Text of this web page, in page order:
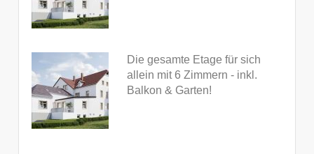
Die gesamte Etage für sich
allein mit 6 Zimmern - inkl.
Balkon & Garten!